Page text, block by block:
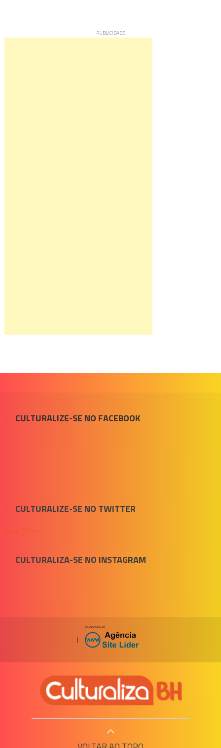
CULTURALIZE-SE NO FACEBOOK
CULTURALIZE-SE NO TWITTER
Meus Tuítes
CULTURALIZA-SE NO INSTAGRAM
|